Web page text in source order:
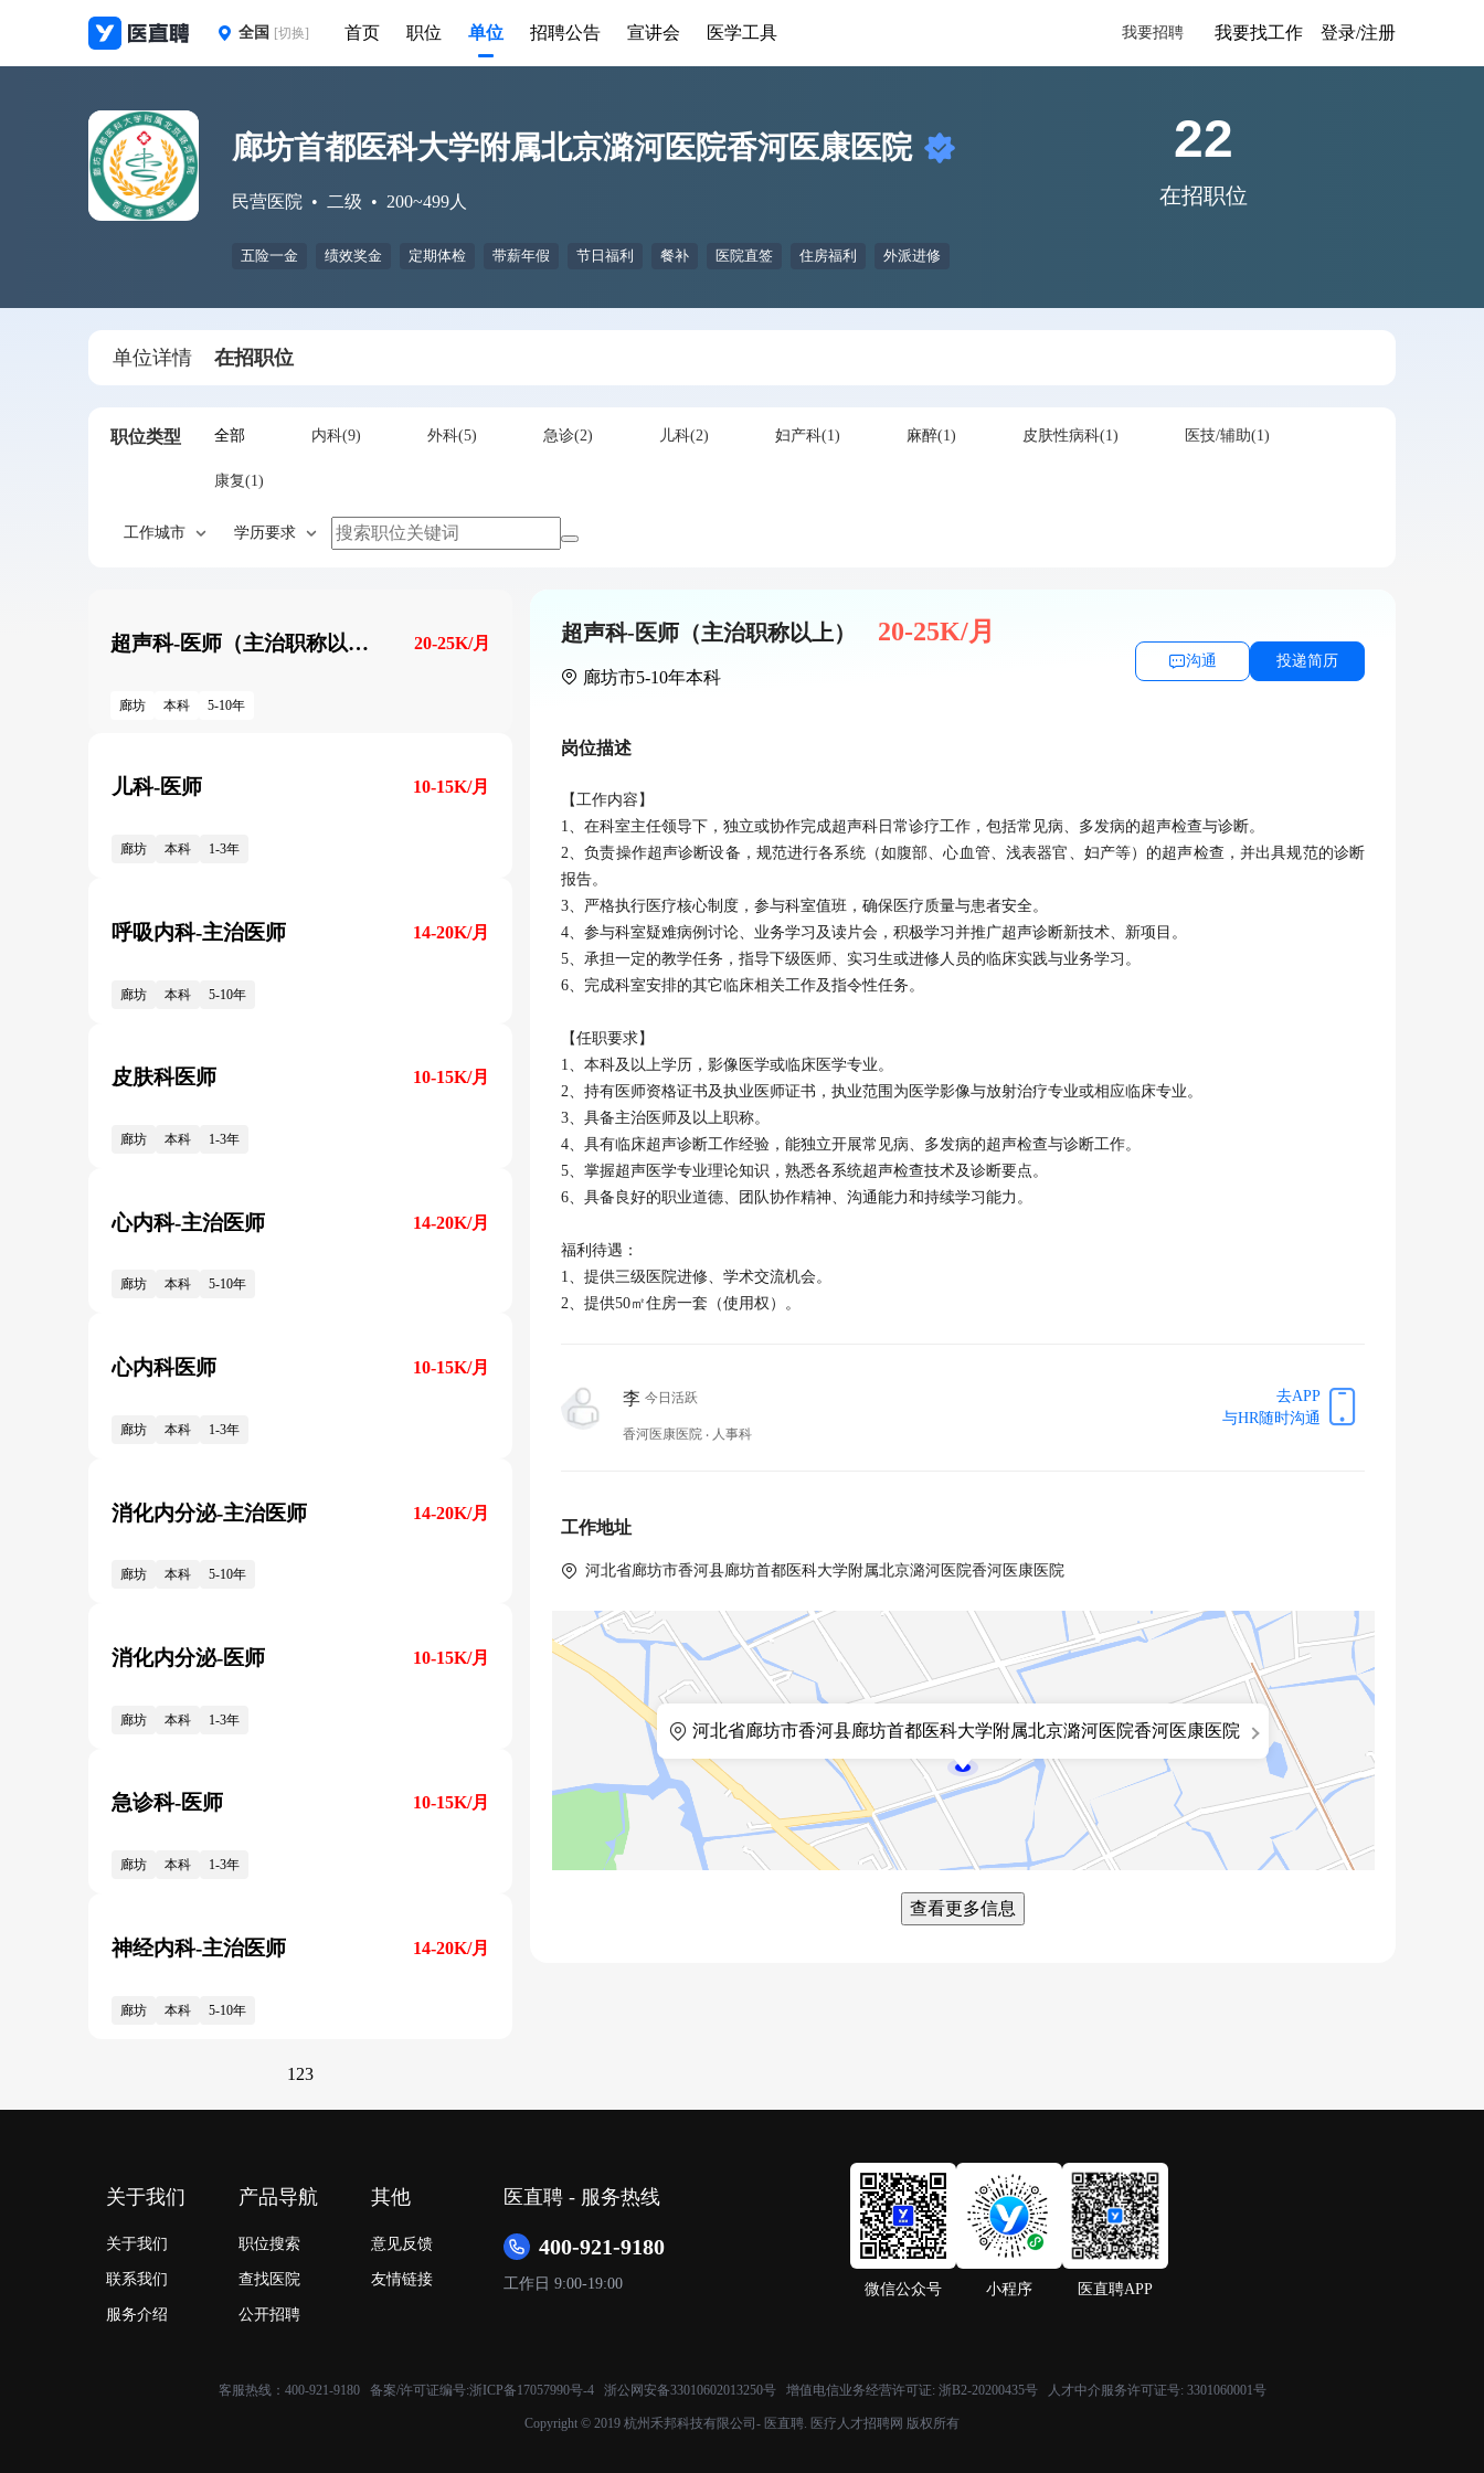
全国 [切换] 首页 职位 单位 招聘公告 宣讲会 医学工具 我要招聘 我要找工作 登录/注册
廊坊首都医科大学附属北京潞河医院香河医康医院
民营医院 二级 200~499人
五险一金 绩效奖金 定期体检 带薪年假 节日福利 餐补 医院直签 住房福利 外派进修
22
在招职位
单位详情 在招职位
职位类型 全部 内科(9) 外科(5) 急诊(2) 儿科(2) 妇产科(1) 麻醉(1) 皮肤性病科(1) 医技/辅助(1)
康复(1)
工作城市 学历要求
超声科-医师（主治职称以上） 20-25K/月
廊坊 本科 5-10年
儿科-医师 10-15K/月
廊坊 本科 1-3年
呼吸内科-主治医师 14-20K/月
廊坊 本科 5-10年
皮肤科医师 10-15K/月
廊坊 本科 1-3年
心内科-主治医师 14-20K/月
廊坊 本科 5-10年
心内科医师 10-15K/月
廊坊 本科 1-3年
消化内分泌-主治医师 14-20K/月
廊坊 本科 5-10年
消化内分泌-医师 10-15K/月
廊坊 本科 1-3年
急诊科-医师 10-15K/月
廊坊 本科 1-3年
神经内科-主治医师 14-20K/月
廊坊 本科 5-10年
1 23
超声科-医师（主治职称以上） 20-25K/月
廊坊市5-10年本科
沟通 投递简历
岗位描述
【工作内容】
1、在科室主任领导下，独立或协作完成超声科日常诊疗工作，包括常见病、多发病的超声检查与诊断。
2、负责操作超声诊断设备，规范进行各系统（如腹部、心血管、浅表器官、妇产等）的超声检查，并出具规范的诊断
报告。
3、严格执行医疗核心制度，参与科室值班，确保医疗质量与患者安全。
4、参与科室疑难病例讨论、业务学习及读片会，积极学习并推广超声诊断新技术、新项目。
5、承担一定的教学任务，指导下级医师、实习生或进修人员的临床实践与业务学习。
6、完成科室安排的其它临床相关工作及指令性任务。
【任职要求】
1、本科及以上学历，影像医学或临床医学专业。
2、持有医师资格证书及执业医师证书，执业范围为医学影像与放射治疗专业或相应临床专业。
3、具备主治医师及以上职称。
4、具有临床超声诊断工作经验，能独立开展常见病、多发病的超声检查与诊断工作。
5、掌握超声医学专业理论知识，熟悉各系统超声检查技术及诊断要点。
6、具备良好的职业道德、团队协作精神、沟通能力和持续学习能力。
福利待遇：
1、提供三级医院进修、学术交流机会。
2、提供50㎡住房一套（使用权）。
李 今日活跃
香河医康医院 ‧ 人事科
去APP
与HR随时沟通
工作地址
河北省廊坊市香河县廊坊首都医科大学附属北京潞河医院香河医康医院
河北省廊坊市香河县廊坊首都医科大学附属北京潞河医院香河医康医院
查看更多信息
关于我们
关于我们
联系我们
服务介绍
产品导航
职位搜索
查找医院
公开招聘
其他
意见反馈
友情链接
医直聘 - 服务热线
400-921-9180
工作日 9:00-19:00 微信公众号 小程序 医直聘APP
客服热线：400-921-9180 备案/许可证编号:浙ICP备17057990号-4浙公网安备33010602013250号 增值电信业务经营许可证: 浙B2-20200435号人才中介服务许可证号: 3301060001号
Copyright © 2019 杭州禾邦科技有限公司- 医直聘. 医疗人才招聘网 版权所有